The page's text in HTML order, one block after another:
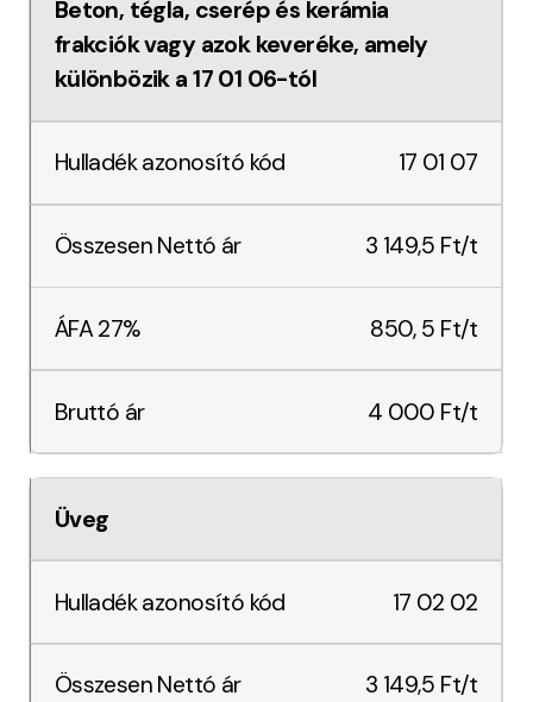
Beton, tégla, cserép és kerámia
frakciók vagy azok keveréke, amely
különbözik a 17 01 06-tól
17 01 07
3 149,5 Ft/t
850, 5 Ft/t
4 000 Ft/t
Üveg
17 02 02
3 149,5 Ft/t